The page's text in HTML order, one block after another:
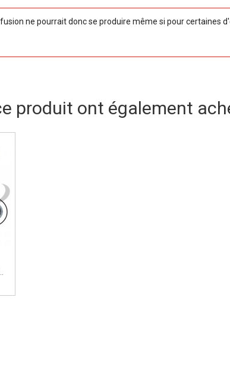
ne pourrait donc se produire même si pour certaines
produit ont également